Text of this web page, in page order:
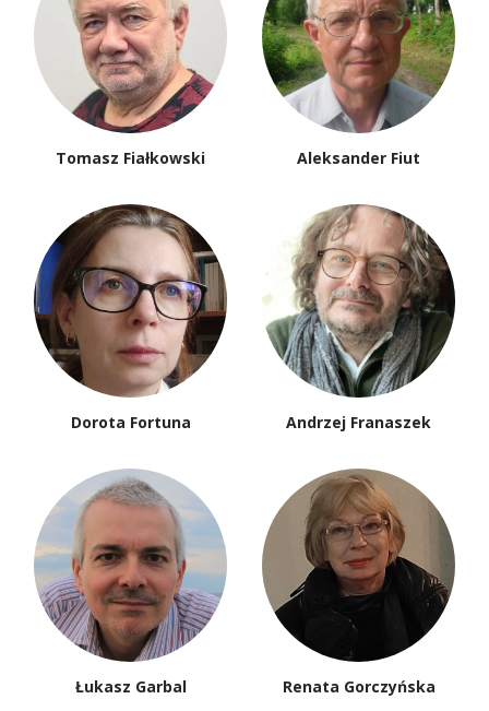
Tomasz Fiałkowski Aleksander Fiut
Dorota Fortuna Andrzej Franaszek
Łukasz Garbal Renata Gorczyńska